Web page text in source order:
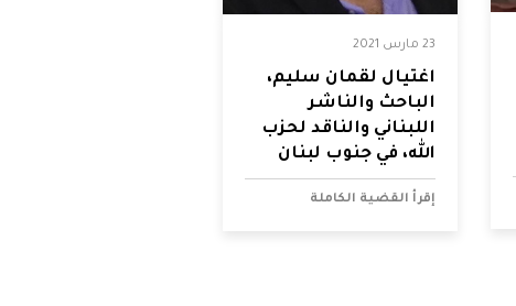
23 مارس 2021
اغتيال لقمان سليم،
الباحث والناشر
اللبناني والناقد لحزب
الله، في جنوب لبنان
إقرأ القضية الكاملة